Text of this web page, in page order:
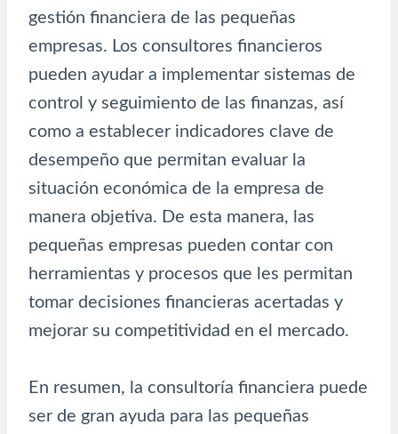
gestión financiera de las pequeñas
empresas. Los consultores financieros
pueden ayudar a implementar sistemas de
control y seguimiento de las finanzas, así
como a establecer indicadores clave de
desempeño que permitan evaluar la
situación económica de la empresa de
manera objetiva. De esta manera, las
pequeñas empresas pueden contar con
herramientas y procesos que les permitan
tomar decisiones financieras acertadas y
mejorar su competitividad en el mercado.
En resumen, la consultoría financiera puede
ser de gran ayuda para las pequeñas